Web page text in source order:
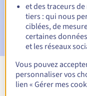
E-mail après la
notification de la
Voir
et des traceurs
tiers : qui nous
ciblées, de
certaines
et les réseaux
Vous pouvez
personnaliser vos
lien « Gérer mes